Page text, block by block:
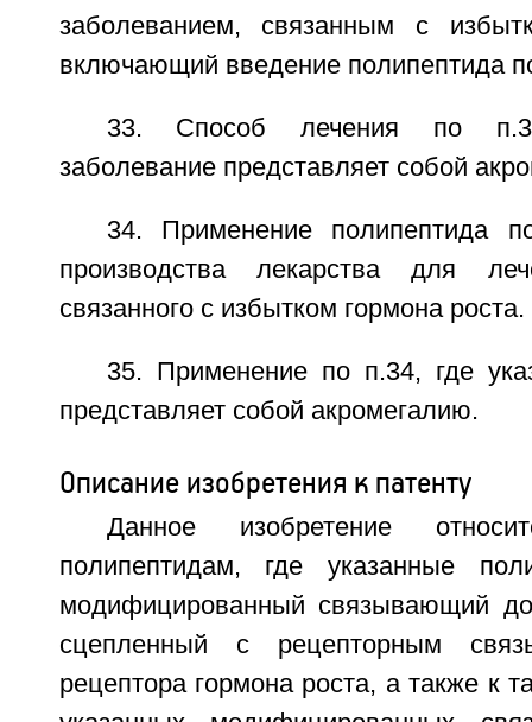
заболеванием, связанным с
включающий введение полипептида
33. Способ лечения по
заболевание представляет собой
34. Применение полипептида
производства лекарства для
связанного с избытком гормона роста.
35. Применение по п.34, где
представляет собой акромегалию.
Описание изобретения к патенту
Данное изобретение
полипептидам, где указанные
модифицированный связывающий
сцепленный с рецепторным
рецептора гормона роста, а также к